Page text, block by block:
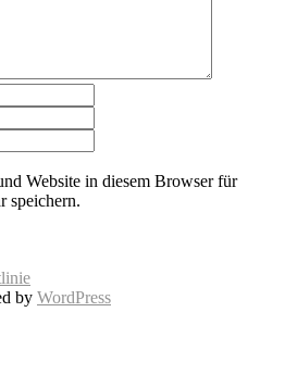
Website in diesem Browser für
speichern.
by WordPress